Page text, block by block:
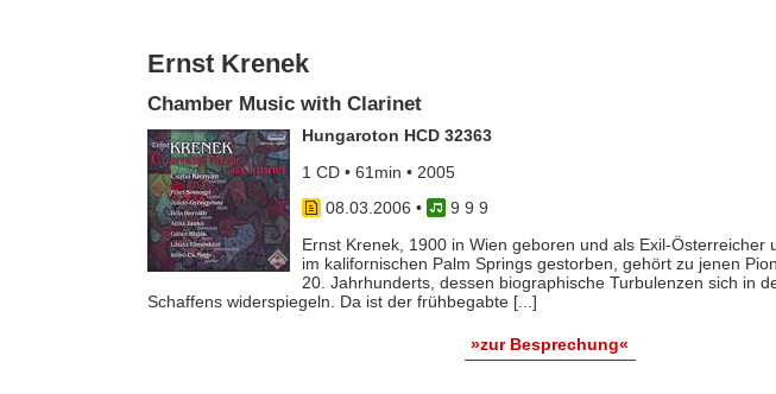
Ernst Krenek
Chamber Music with Clarinet
Hungaroton HCD 32363
1 CD • 61min • 2005
08.03.2006 •
9 9 9
Ernst Krenek, 1900 in Wien geboren und als Exil-Österreicher
im kalifornischen Palm Springs gestorben, gehört zu jenen
20. Jahrhunderts, dessen biographische Turbulenzen sich in
Schaffens widerspiegeln. Da ist der frühbegabte [...]
»zur Besprechung«